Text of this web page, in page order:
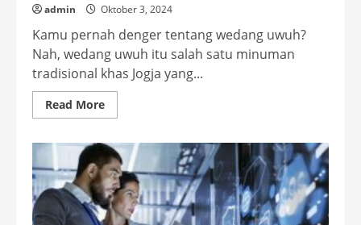
admin Oktober 3, 2024
Kamu pernah denger tentang wedang uwuh?
Nah, wedang uwuh itu salah satu minuman
tradisional khas Jogja yang...
Read MoreRead
more
Wedang
Uwuh
yang
Bikin
Badan
Makin
Sehat